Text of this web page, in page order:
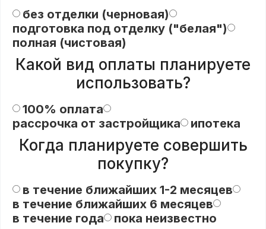
без отделки (черновая)
подготовка под отделку ("белая")
полная (чистовая)
Какой вид оплаты планируете
использовать?
100% оплата
рассрочка от застройщика
ипотека
Когда планируете совершить
покупку?
в течение ближайших 1-2 месяцев
в течение ближайших 6 месяцев
в течение года
пока неизвестно